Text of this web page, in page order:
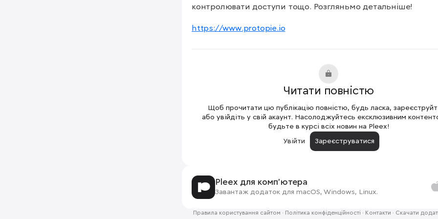
контролювати доступи тощо. Розгляньмо детальніше!
https://www.protopie.io
Читати повністю
Щоб прочитати цю публікацію повністю, будь ласка,
або увійдіть у свій акаунт. Насолоджуйтесь ексклюзивним
будьте в курсі всіх новин на Pleex!
Увійти
Зареєструватися
Pleex для комп'ютера
Завантаж додаток для macOS, Windows, Linux.
Правила користування сайтом · Політика конфіденційності · Контакти · Скачати